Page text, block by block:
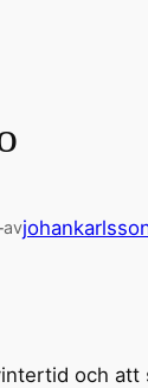
av
och